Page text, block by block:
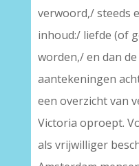
verwoord,/ steeds
inhoud:/ liefde (of
worden,/ en dan de
aantekeningen
een overzicht van
Victoria oproept.
als vrijwilliger